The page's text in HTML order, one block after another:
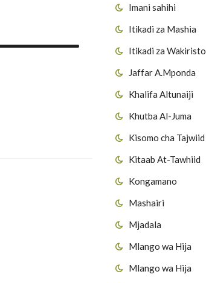
Imani sahihi
Itikadi za Mashia
Itikadi za Wakiristo
Jaffar A.Mponda
Khalifa Altunaiji
Khutba Al-Juma
Kisomo cha Tajwiid
Kitaab At-Tawhiid
Kongamano
Mashairi
Mjadala
Mlango wa Hija
Mlango wa Hija